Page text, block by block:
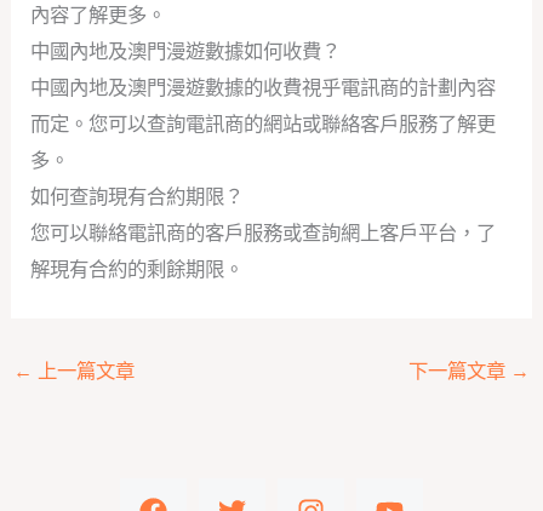
內容了解更多。
中國內地及澳門漫遊數據如何收費？
中國內地及澳門漫遊數據的收費視乎電訊商的計劃內容
而定。您可以查詢電訊商的網站或聯絡客戶服務了解更
多。
如何查詢現有合約期限？
您可以聯絡電訊商的客戶服務或查詢網上客戶平台，了
解現有合約的剩餘期限。
← 上一篇文章 下一篇文章 →